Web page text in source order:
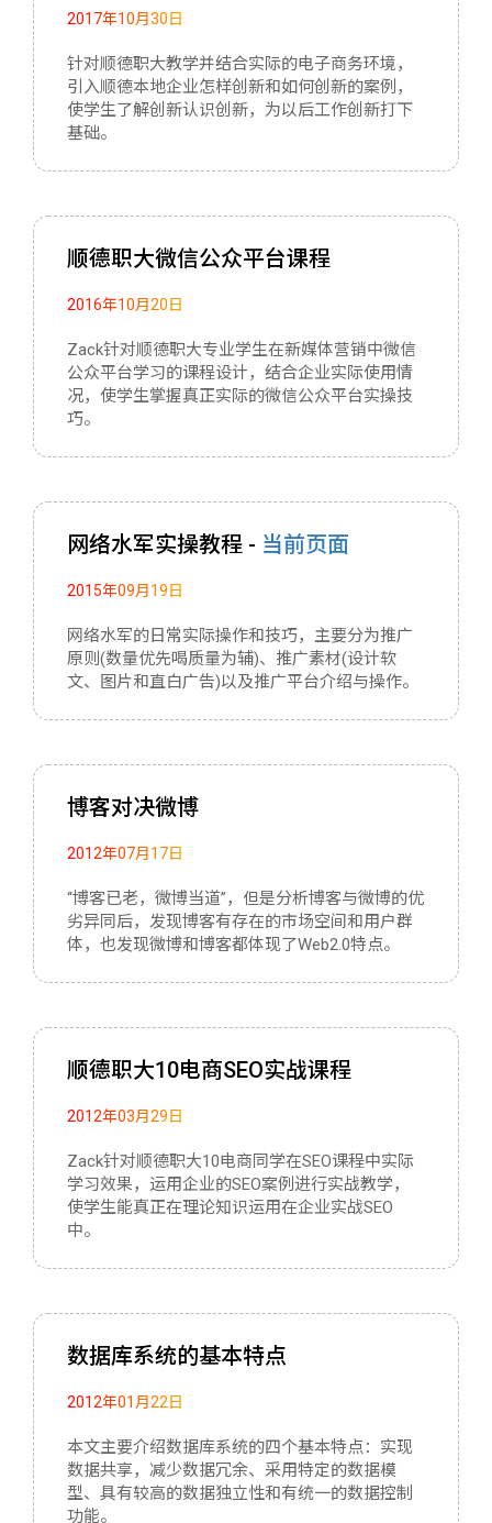
2017年10月30日
针对顺德职大教学并结合实际的电子商务环境，
引入顺德本地企业怎样创新和如何创新的案例，
使学生了解创新认识创新，为以后工作创新打下
基础。
顺德职大微信公众平台课程
2016年10月20日
Zack针对顺德职大专业学生在新媒体营销中微信
公众平台学习的课程设计，结合企业实际使用情
况，使学生掌握真正实际的微信公众平台实操技
巧。
网络水军实操教程 - 当前页面
2015年09月19日
网络水军的日常实际操作和技巧，主要分为推广
原则(数量优先喝质量为辅)、推广素材(设计软
文、图片和直白广告)以及推广平台介绍与操作。
博客对决微博
2012年07月17日
“博客已老，微博当道”，但是分析博客与微博的优
劣异同后，发现博客有存在的市场空间和用户群
体，也发现微博和博客都体现了Web2.0特点。
顺德职大10电商SEO实战课程
2012年03月29日
Zack针对顺德职大10电商同学在SEO课程中实际
学习效果，运用企业的SEO案例进行实战教学，
使学生能真正在理论知识运用在企业实战SEO
中。
数据库系统的基本特点
2012年01月22日
本文主要介绍数据库系统的四个基本特点：实现
数据共享，减少数据冗余、采用特定的数据模
型、具有较高的数据独立性和有统一的数据控制
功能。